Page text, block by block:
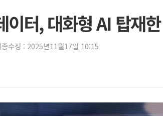
터, 대화형 AI 탑재
종수정 : 2025년11월17일 10:15